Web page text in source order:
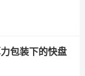
包装下的快盘